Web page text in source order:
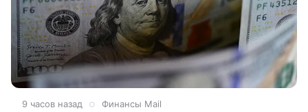
9 часов назад Финансы Mail